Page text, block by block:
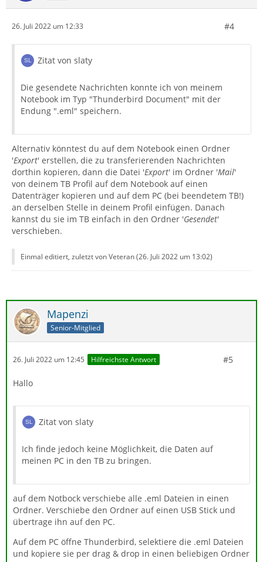
26. Juli 2022 um 12:33 #4
Zitat von slaty
Die gesendete Nachrichten konnte ich von meinem
Notebook im Typ "Thunderbird Document" mit der
Endung ".eml" speichern.
Alternativ könntest du auf dem Notebook einen Ordner
'Export' erstellen, die zu transferierenden Nachrichten
dorthin kopieren, dann die Datei 'Export' im Ordner 'Mail'
von deinem TB Profil auf dem Notebook auf einen
Datenträger kopieren und auf dem PC (bei beendetem TB!)
an derselben Stelle in deinem Profil einfügen. Danach
kannst du sie im TB einfach in den Ordner 'Gesendet'
verschieben.
Einmal editiert, zuletzt von Veteran (26. Juli 2022 um 13:02)
Mapenzi
Senior-Mitglied
26. Juli 2022 um 12:45 Hilfreichste Antwort #5
Hallo
Zitat von slaty
Ich finde jedoch keine Möglichkeit, die Daten auf
meinen PC in den TB zu bringen.
auf dem Notbock verschiebe alle .eml Dateien in einen
Ordner. Verschiebe den Ordner auf einen USB Stick und
übertrage ihn auf den PC.
Auf dem PC öffne Thunderbird, selektiere die .eml Dateien
und kopiere sie per drag & drop in einen beliebigen Ordner